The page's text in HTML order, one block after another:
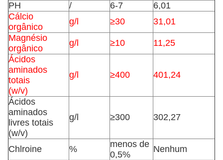
PH
/ 6-7
6,01
Cálcio
orgânico
g/l ≥30
31,01
Magnésio
orgânico
g/l ≥10
11,25
Ácidos
aminados
totais
(w/v)
g/l ≥400 401,24
Ácidos
aminados
livres totais
(w/v)
g/l ≥300 302,27
Chlroine %
menos de
0,5%
Nenhum